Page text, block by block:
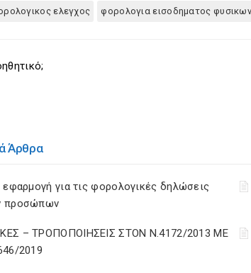
ελεγχος φορολογια εισοδηματος
Άρθρα
εφαρμογή για τις φορολογικές δηλώσεις
προσώπων
– ΤΡΟΠΟΠΟΙΗΣΕΙΣ ΣΤΟΝ Ν.4172/2013 ΜΕ
2019